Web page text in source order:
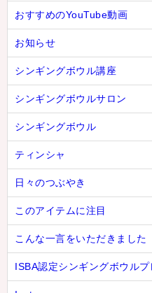
おすすめのYouTube動画
お知らせ
シンギングボウル講座
シンギングボウルサロン
シンギングボウル
ティンシャ
日々のつぶやき
このアイテムに注目
こんな一言をいただきました
ISBA認定シンギングボウル